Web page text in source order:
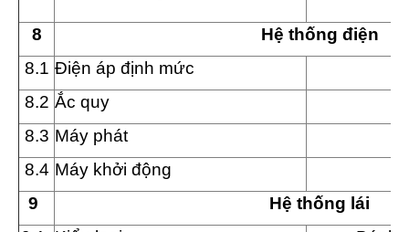
8
Hệ thống điện
8.1 Điện áp định mức
8.2 Ắc quy
8.3 Máy phát
8.4 Máy khởi động
9
Hệ thống lái